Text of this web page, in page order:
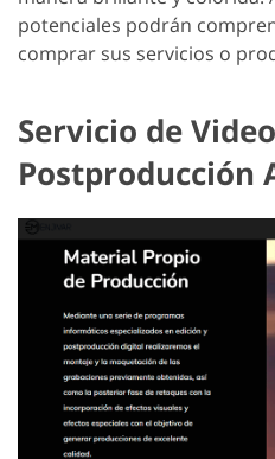
potenciales podrán
comprar sus servicios o
Servicio de
Postproducción